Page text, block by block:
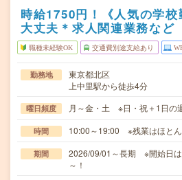
時給1750円！《人気の学
大丈夫＊求人関連業務など
職種未経験OK 交通費別途支給あり
勤務地
東京都北区
上中里駅から徒歩4分
曜日頻度 月～金・土 ※日・祝＋1日の
時間 10:00～19:00 ※残業はほとん
期間
2026/09/01～長期 ※開始日
～！